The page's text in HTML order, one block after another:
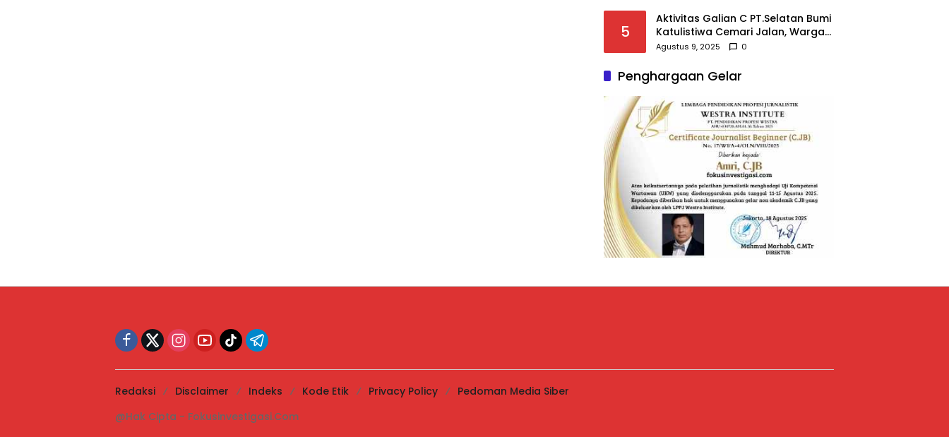
5
Aktivitas Galian C PT.Selatan Bumi
Katulistiwa Cemari Jalan, Warga
Resah
Agustus 9, 2025 0
Penghargaan Gelar
Redaksi Disclaimer Indeks Kode Etik Privacy Policy
Pedoman Media Siber
@Hak Cipta - Fokusinvestigasi.Com